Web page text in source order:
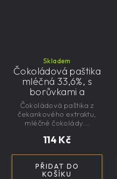
Skladem
Čokoládová paštika
mléčná 33,6%, s
borůvkami a
čekankovým
sirupem 100g -
nízkokalorická,
114 Kč
PŘIDAT DO
KOŠÍKU
Čokoládová paštika z
čekankového extraktu,
mléčné čokolády...